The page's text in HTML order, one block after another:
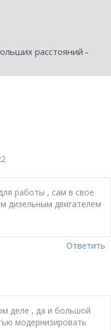
расстояний –
работы , сам в свое
дизельным двигателем
Ответить
деле , да и большой
модернизировать